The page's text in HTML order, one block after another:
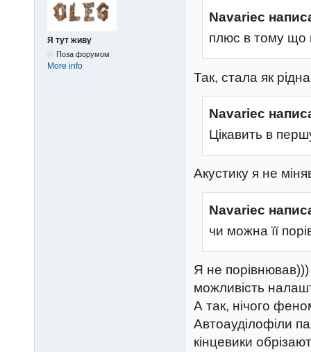
Я тут живу
Поза форумом
More info
Navariec
плюс в тому що
Так, стала як
Navariec
Цікавить в
Акустику я не
Navariec
чи можна її
Я не
можливість
А так, нічого
Автоауділофіли
кінцевики